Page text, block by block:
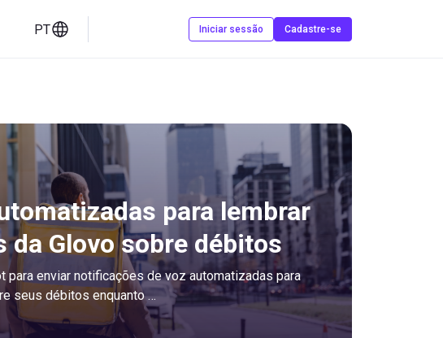
PT Iniciar sessão Cadastre-se
para lembrar
da Glovo sobre débitos
para enviar notificações de voz automatizadas para
seus débitos enquanto …